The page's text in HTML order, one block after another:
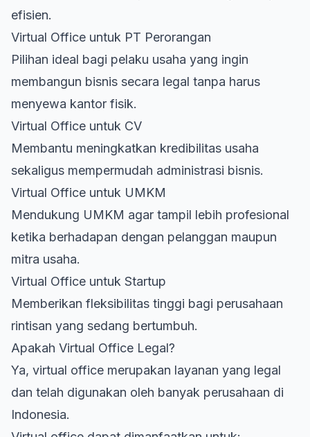
efisien.
Virtual Office untuk PT Perorangan
Pilihan ideal bagi pelaku usaha yang ingin
membangun bisnis secara legal tanpa harus
menyewa kantor fisik.
Virtual Office untuk CV
Membantu meningkatkan kredibilitas usaha
sekaligus mempermudah administrasi bisnis.
Virtual Office untuk UMKM
Mendukung UMKM agar tampil lebih profesional
ketika berhadapan dengan pelanggan maupun
mitra usaha.
Virtual Office untuk Startup
Memberikan fleksibilitas tinggi bagi perusahaan
rintisan yang sedang bertumbuh.
Apakah Virtual Office Legal?
Ya, virtual office merupakan layanan yang legal
dan telah digunakan oleh banyak perusahaan di
Indonesia.